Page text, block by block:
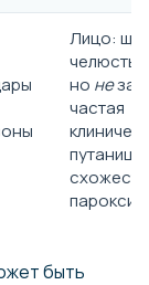
Лицо:
челюсть,
но не
частая
путаница
схожести
быть